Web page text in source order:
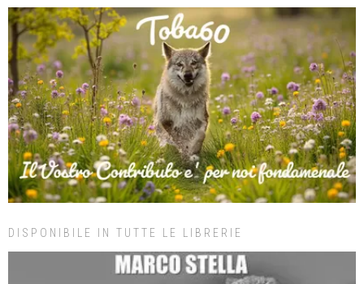
DISPONIBILE IN TUTTE LE LIBRERIE